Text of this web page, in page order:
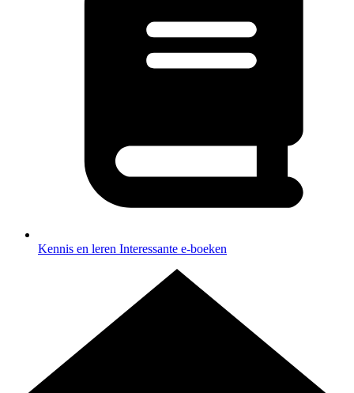
Kennis en leren Interessante e-boeken